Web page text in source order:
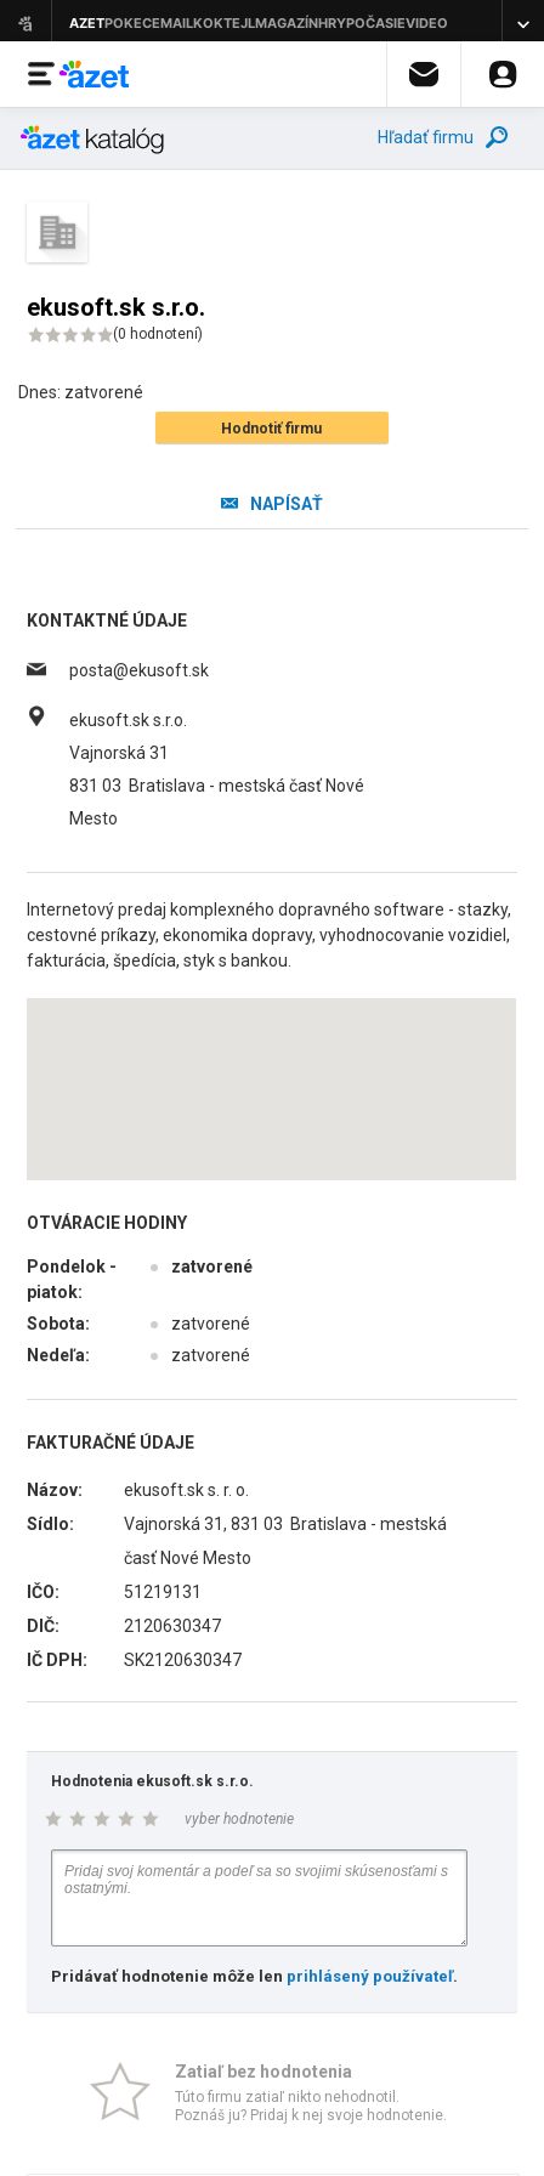
Hľadať firmu
ekusoft.sk s.r.o.
(0 hodnotení)
Dnes: zatvorené
Hodnotiť firmu
NAPÍSAŤ
KONTAKTNÉ ÚDAJE
posta@ekusoft.sk
ekusoft.sk s.r.o.
Vajnorská 31
831 03 Bratislava - mestská časť Nové
Mesto
Internetový predaj komplexného dopravného software - stazky,
cestovné príkazy, ekonomika dopravy, vyhodnocovanie vozidiel,
fakturácia, špedícia, styk s bankou.
OTVÁRACIE HODINY
Pondelok -
piatok:
● zatvorené
Sobota: ●
zatvorené
Nedeľa:
● zatvorené
FAKTURAČNÉ ÚDAJE
Názov:
ekusoft.sk s. r. o.
Sídlo:
Vajnorská 31, 831 03 Bratislava - mestská
časť Nové Mesto
IČO:
51219131
DIČ:
2120630347
IČ DPH:
SK2120630347
Hodnotenia ekusoft.sk s.r.o.
vyber hodnotenie
Pridávať hodnotenie môže len prihlásený používateľ.
Zatiaľ bez hodnotenia
Túto firmu zatiaľ nikto nehodnotil.
Poznáš ju? Pridaj k nej svoje hodnotenie.